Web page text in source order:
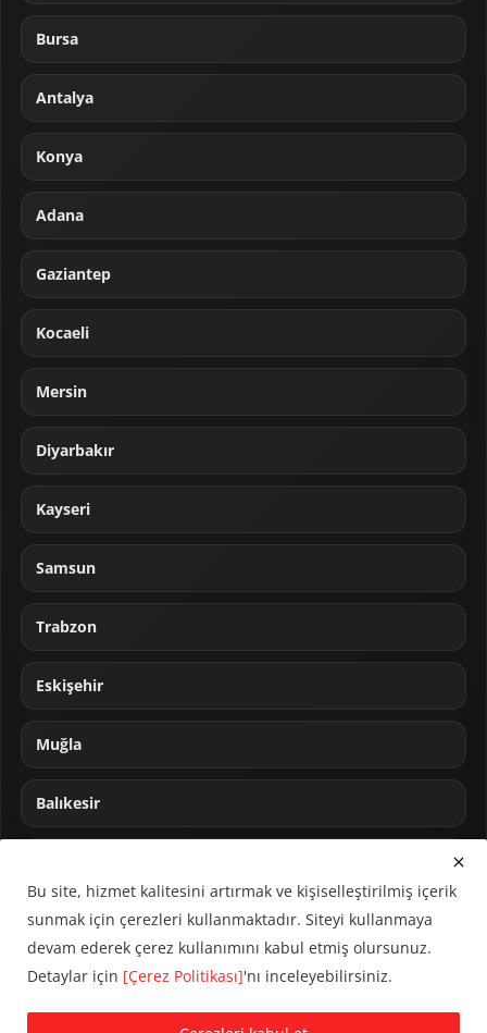
Bursa
Antalya
Konya
Adana
Gaziantep
Kocaeli
Mersin
Diyarbakır
Kayseri
Samsun
Trabzon
Eskişehir
Muğla
Balıkesir
© 2024 CUMHA (Cumhur Haber Ajansı) Tüm hakları saklıdır.
Bu site, hizmet kalitesini artırmak ve kişiselleştirilmiş içerik
sunmak için çerezleri kullanmaktadır. Siteyi kullanmaya
devam ederek çerez kullanımını kabul etmiş olursunuz.
Detaylar için [Çerez Politikası]'nı inceleyebilirsiniz.